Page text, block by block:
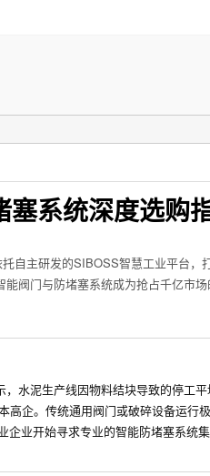
系统深度选购
自主研发的SIBOSS智慧工业平台，
阀门与防堵塞系统成为抢占千亿市场
水泥生产线因物料结块导致的停工
企。传统通用阀门或破碎设备运行
企业开始寻求专业的智能防堵塞系